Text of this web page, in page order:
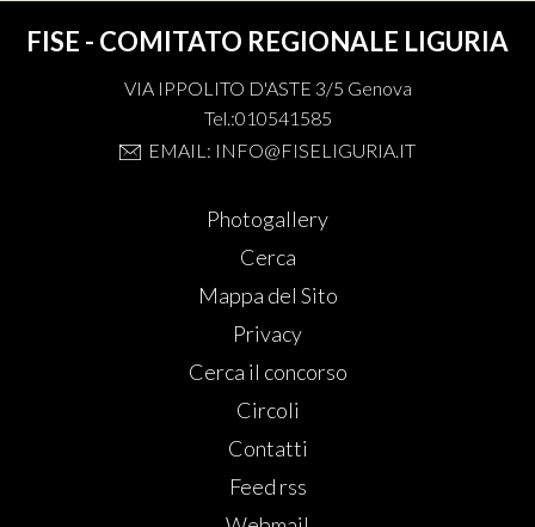
FISE - COMITATO REGIONALE LIGURIA
VIA IPPOLITO D'ASTE 3/5 Genova
Tel.:010541585
EMAIL: INFO@FISELIGURIA.IT
Photogallery
Cerca
Mappa del Sito
Privacy
Cerca il concorso
Circoli
Contatti
Feed rss